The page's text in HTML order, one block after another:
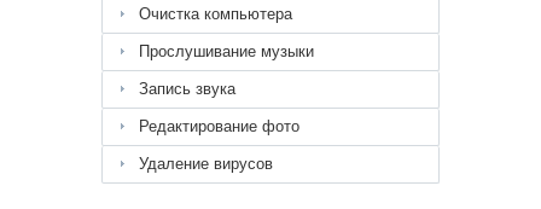
Очистка компьютера
Прослушивание музыки
Запись звука
Редактирование фото
Удаление вирусов